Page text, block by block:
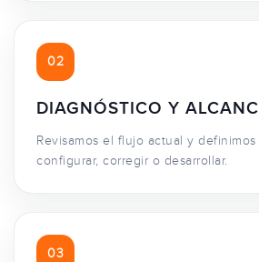
02
DIAGNÓSTICO Y
Revisamos el flujo actual y
configurar, corregir o desarrollar.
03